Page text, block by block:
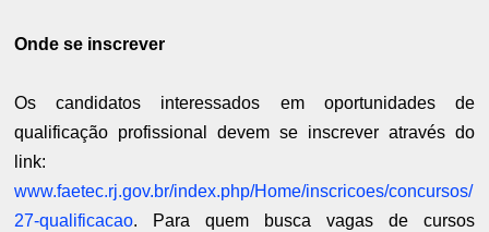
Onde se inscrever
Os candidatos interessados em oportunidades de
qualificação profissional devem se inscrever através do
link:
www.faetec.rj.gov.br/index.php/Home/inscricoes/concursos/
27-qualificacao. Para quem busca vagas de cursos